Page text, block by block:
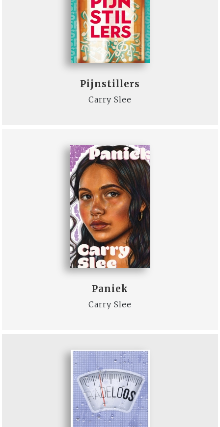
Pijnstillers
Carry Slee
Paniek
Carry Slee